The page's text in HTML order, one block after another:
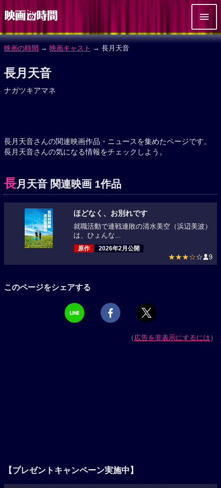
映画の時間 → 映画キャスト → 長月天音
長月天音
ナガツキアマネ
長月天音さんの関連映画作品・ニュースを集めたページです。
長月天音さんの気になる情報をチェックしよう。
長月天音 関連映画 1作品
ほどなく、お別れです
就職活動で連戦連敗の清水美空（浜辺美波）
は、ひょんな...
原作 2026年2月公開
★★★☆☆ 9
このページをシェアする
（広告を非表示にするには）
【プレゼントキャンペーン実施中】